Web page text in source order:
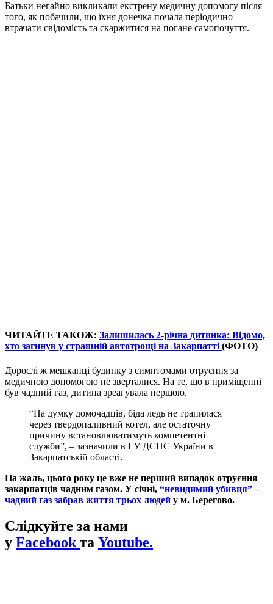
Батьки негайно викликали екстрену медичну допомогу після
того, як побачили, що їхня донечка почала періодично
втрачати свідомість та скаржитися на погане самопочуття.
ЧИТАЙТЕ ТАКОЖ: Залишилась 2-річна дитинка: Відомо,
хто загинув у страшній автотрощі на Закарпатті(ФОТО)
Дорослі ж мешканці будинку з симптомами отруєння за
медичною допомогою не зверталися. На те, що в приміщенні
був чадний газ, дитина зреагувала першою.
“На думку домочадців, біда ледь не трапилася
через твердопаливний котел, але остаточну
причину встановлюватимуть компетентні
служби”, – зазначили в ГУ ДСНС України в
Закарпатській області.
На жаль, цього року це вже не перший випадок отруєння
закарпатців чадним газом. У січні, “невидимий убивця” –
чадний газ забрав життя трьох людей у м. Берегово.
Слідкуйте за нами
у Facebook та Youtube.